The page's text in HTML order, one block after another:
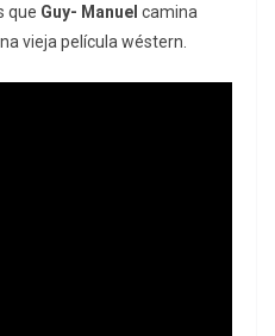
que Guy- Manuel camina
vieja película wéstern.